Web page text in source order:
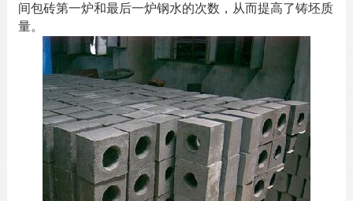
间包砖第一炉和最后一炉钢水的次数，从而提高了铸坯质
量。